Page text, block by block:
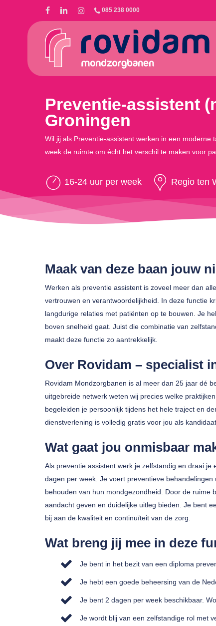
085 238 0000
Druk op enter om te zoeken of ESC om te sluiten
Preventie-assistent
Groningen
Wil jij als Preventie-assistent werken in een
week de ruimte om écht het verschil te maken voor
16-24 uur per week Regio ten
Maak van deze baan jouw
Werken als preventie assistent is zoveel meer dan
vertrouwen en verantwoordelijkheid. In deze functie
langdurige relaties met patiënten op te bouwen. Je
boven snelheid gaat. Juist die combinatie van
maakt deze functie zo aantrekkelijk.
Over Rovidam – specialist
Rovidam Mondzorgbanen is al meer dan 25 jaar dé
uitgebreide netwerk weten wij precies welke
begeleiden je persoonlijk tijdens het hele traject en
dienstverlening is volledig gratis voor jou als
Wat gaat jou onmisbaar
Als preventie assistent werk je zelfstandig en draai
dagen per week. Je voert preventieve
behouden van hun mondgezondheid. Door de ruime
aandacht geven en duidelijke uitleg bieden. Je bent
bij aan de kwaliteit en continuïteit van de zorg.
Wat breng jij mee in deze
Je bent in het bezit van een diploma
Je hebt een goede beheersing van de
Je bent 2 dagen per week beschikbaar.
Je wordt blij van een zelfstandige rol met